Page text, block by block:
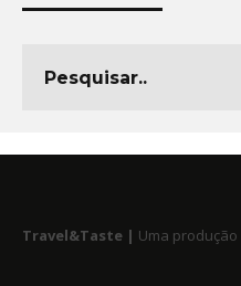
Travel&Taste | Uma produção